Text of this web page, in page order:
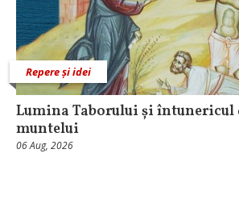
Repere și idei
Lumina Taborului și întunericul
muntelui
06 Aug, 2026